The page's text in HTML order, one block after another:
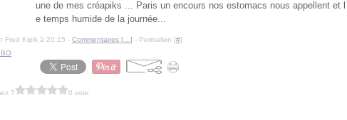
une de mes créapiks ... Paris un encours nos estomacs nous appellent et l
e temps humide de la journée...
Fred Kipik à 20:15 - Commentaires [ ] - Permalien [#]
? 0 vote